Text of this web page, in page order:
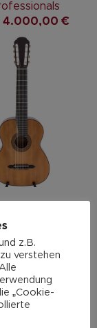
4.000,00 €
8-saitige
L8/24-1
8-saitig
z.B.
verstehen
„Cookie-